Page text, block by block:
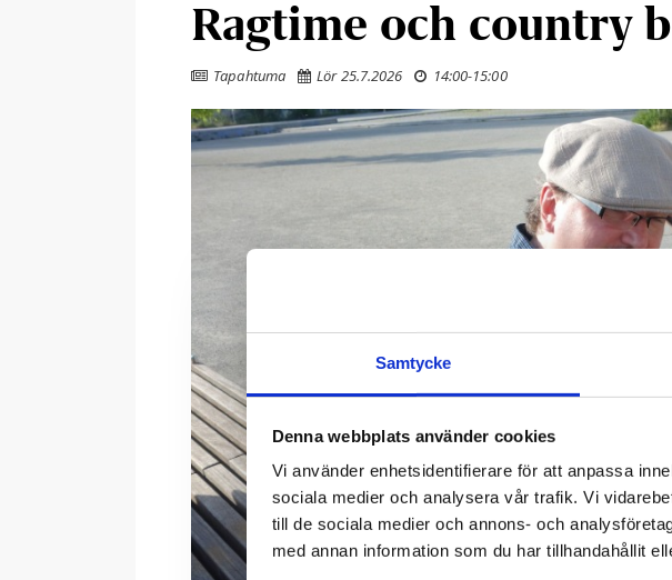
Samtycke
Denna webbplats använder cookies
Vi använder enhetsidentifierare för att anpassa
sociala medier och analysera vår trafik. Vi
till de sociala medier och annons- och
med annan information som du har tillhandahållit
Ragtime och country
 Tapahtuma  Lör 25.7.2026  14:00-15:00